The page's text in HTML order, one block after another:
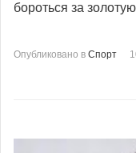
бороться за
Опубликовано в Спорт